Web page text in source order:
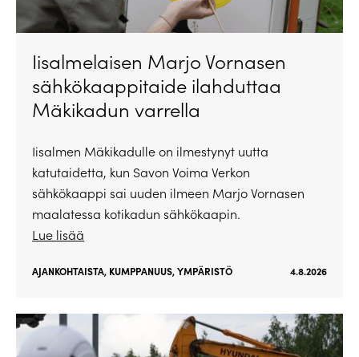
Iisalmelaisen Marjo Vornasen
sähkökaappitaide ilahduttaa
Mäkikadun varrella
Iisalmen Mäkikadulle on ilmestynyt uutta
katutaidetta, kun Savon Voima Verkon
sähkökaappi sai uuden ilmeen Marjo Vornasen
maalatessa kotikadun sähkökaapin.
Lue lisää
AJANKOHTAISTA, KUMPPANUUS,YMPÄRISTÖ 4.8.2026